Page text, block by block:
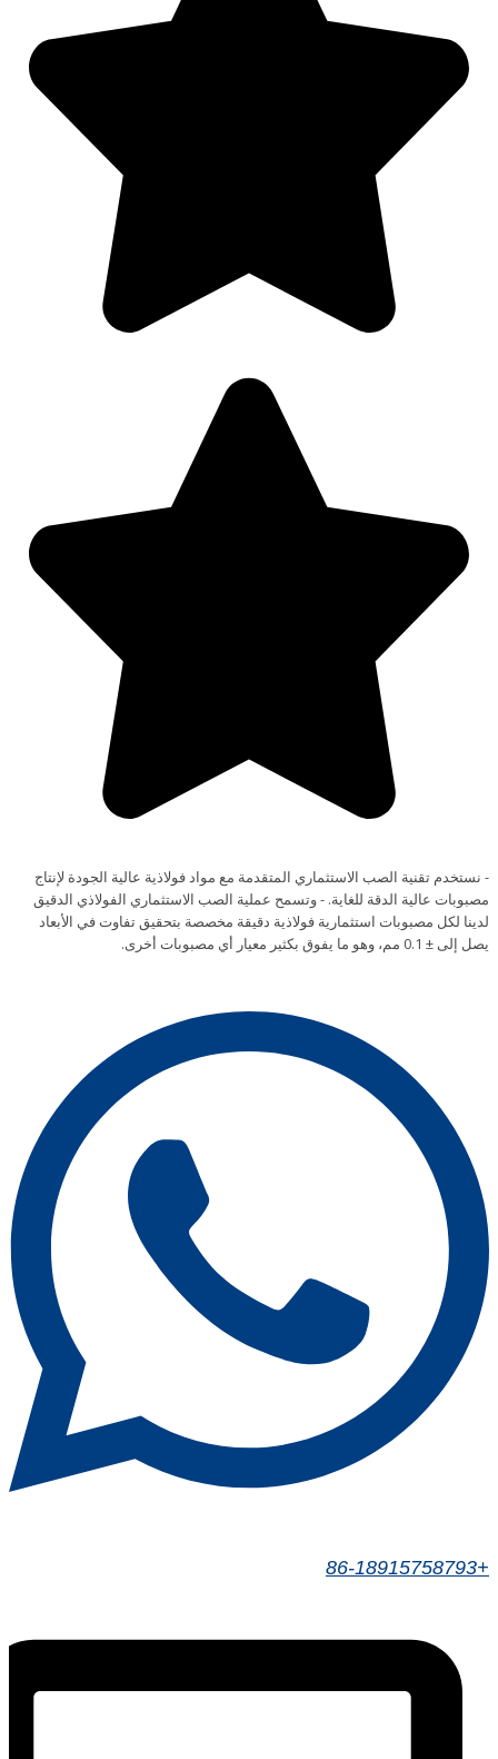
- نستخدم تقنية الصب الاستثماري المتقدمة مع مواد فولاذية عالية الجودة لإنتاج
مصبوبات عالية الدقة للغاية. - وتسمح عملية الصب الاستثماري الفولاذي الدقيق
لدينا لكل مصبوبات استثمارية فولاذية دقيقة مخصصة بتحقيق تفاوت في الأبعاد
يصل إلى ± 0.1 مم، وهو ما يفوق بكثير معيار أي مصبوبات أخرى.
+86-18915758793